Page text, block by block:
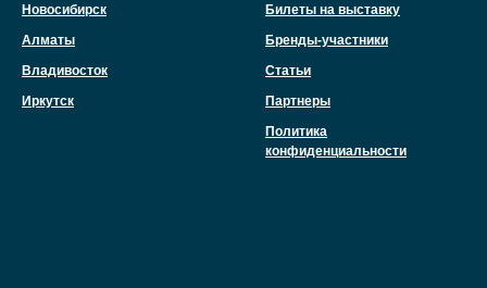
Новосибирск
Алматы
Владивосток
Иркутск
Билеты на выставку
Бренды-участники
Статьи
Партнеры
Политика
конфиденциальности